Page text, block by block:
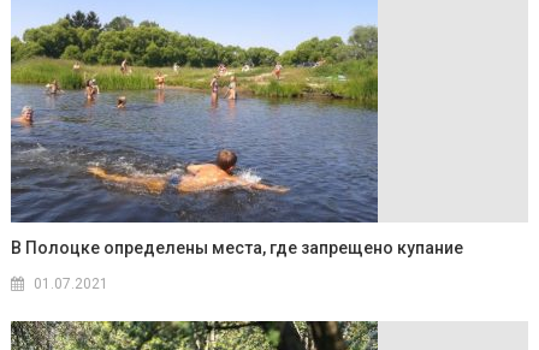
В Полоцке определены места, где запрещено купание
01.07.2021